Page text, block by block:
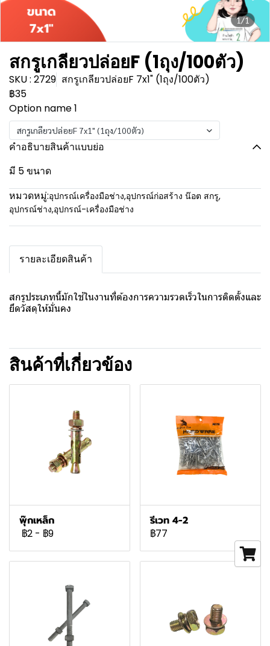
1/1
สกรูเกลียวปล่อยF (1ถุง/100ตัว)
SKU : 2729 สกรูเกลียวปล่อยF 7x1" (1ถุง/100ตัว)
฿35
Option name 1
สกรูเกลียวปล่อยF 7x1" (1ถุง/100ตัว)
คำอธิบายสินค้าแบบย่อ
มี 5 ขนาด
หมวดหมู่:อุปกรณ์เครื่องมือช่าง,อุปกรณ์ก่อสร้าง น๊อต สกรู,
อุปกรณ์ช่าง,อุปกรณ์-เครื่องมือช่าง
รายละเอียดสินค้า
สกรูประเภทนี้มักใช้ในงานที่ต้องการความรวดเร็วในการติดตั้งและ
ยึดวัสดุให้มั่นคง
สินค้าที่เกี่ยวข้อง
พุ๊กเหล็ก
฿2 - ฿9
รีเวท 4-2
฿77